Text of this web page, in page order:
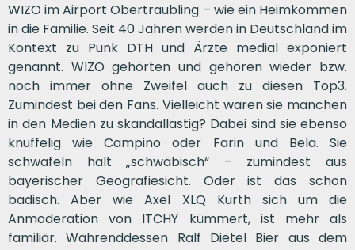
WIZO im Airport Obertraubling – wie ein Heimkommen
in die Familie. Seit 40 Jahren werden in Deutschland im
Kontext zu Punk DTH und Ärzte medial exponiert
genannt. WIZO gehörten und gehören wieder bzw.
noch immer ohne Zweifel auch zu diesen Top3.
Zumindest bei den Fans. Vielleicht waren sie manchen
in den Medien zu skandallastig? Dabei sind sie ebenso
knuffelig wie Campino oder Farin und Bela. Sie
schwafeln halt „schwäbisch“ – zumindest aus
bayerischer Geografiesicht. Oder ist das schon
badisch. Aber wie Axel XLQ Kurth sich um die
Anmoderation von ITCHY kümmert, ist mehr als
familiär. Währenddessen Ralf Dietel Bier aus dem